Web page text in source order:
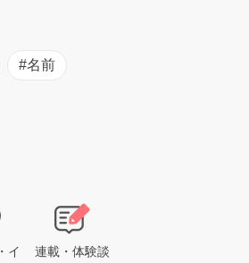
#名前
イ
連載・体験談